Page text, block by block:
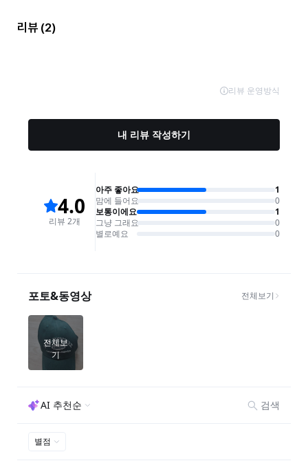
리뷰 (2)